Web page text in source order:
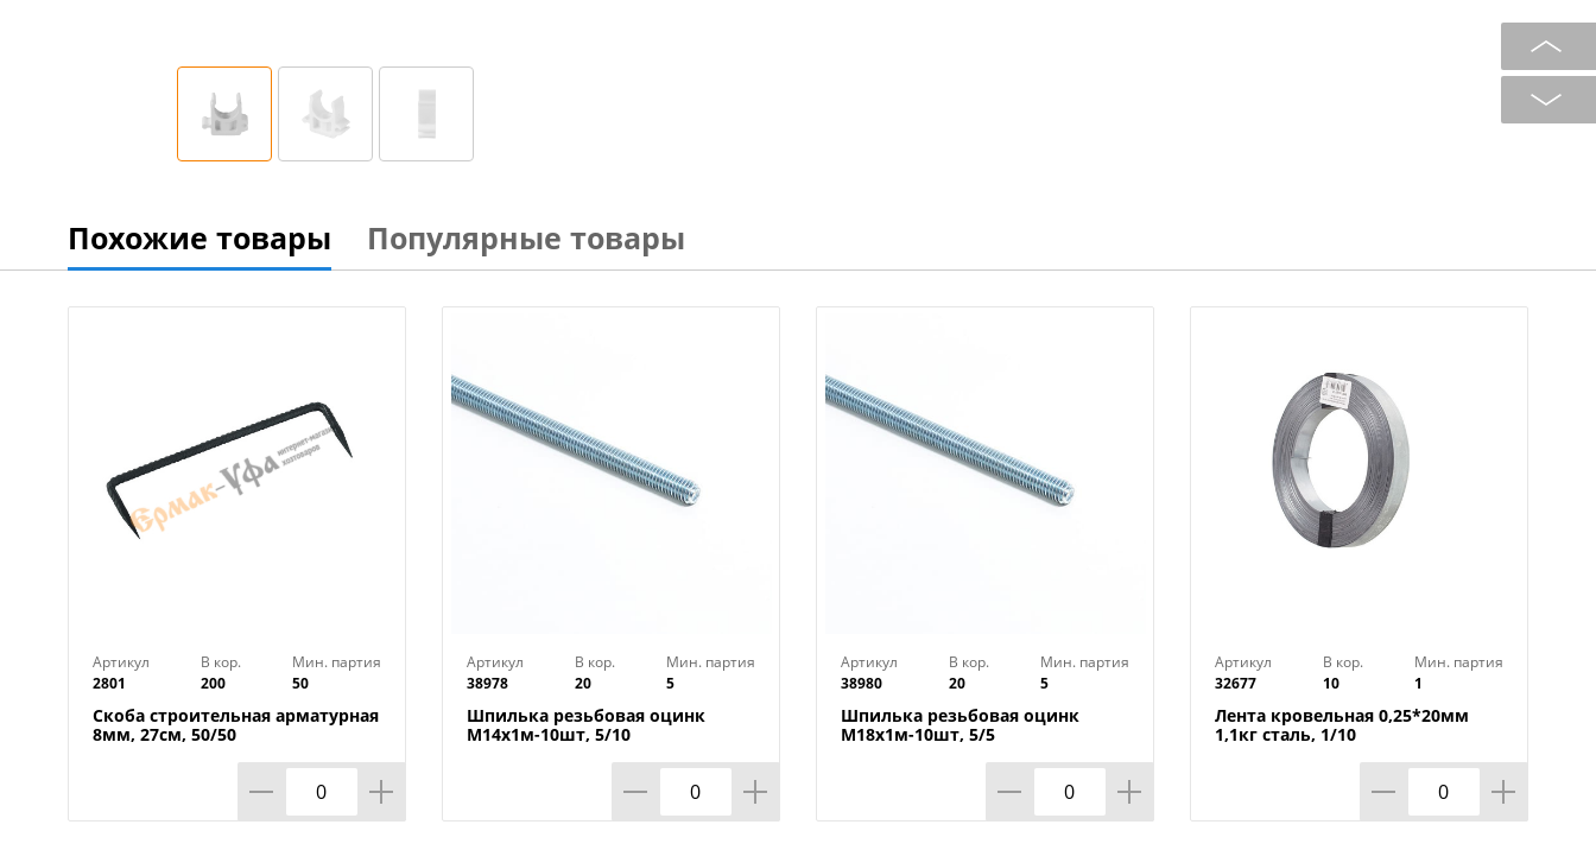
Похожие товары Популярные товары
Артикул
2801
В кор.
200
Мин. партия
50
Скоба строительная арматурная
8мм, 27см, 50/50
Артикул
38978
В кор.
20
Мин. партия
5
Шпилька резьбовая оцинк
М14х1м-10шт, 5/10
Артикул
38980
В кор.
20
Мин. партия
5
Шпилька резьбовая оцинк
М18х1м-10шт, 5/5
Артикул
32677
В кор.
10
Мин. партия
1
Лента кровельная 0,25*20мм
1,1кг сталь, 1/10